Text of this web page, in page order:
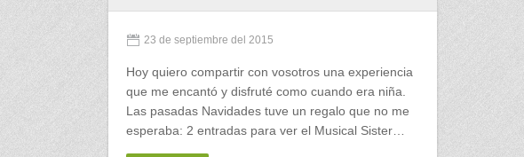
23 de septiembre del 2015
Hoy quiero compartir con vosotros una experiencia
que me encantó y disfruté como cuando era niña.
Las pasadas Navidades tuve un regalo que no me
esperaba: 2 entradas para ver el Musical Sister…